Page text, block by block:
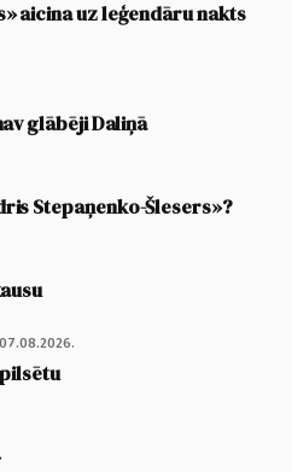
aicina uz leģendāru nakts
glābēji Daliņā
Stepaņenko-Šlesers»?
07.08.2026.